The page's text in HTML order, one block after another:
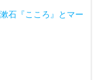
石『こころ』とマー